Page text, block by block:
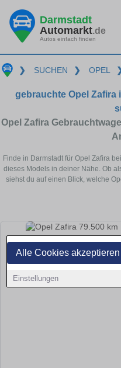
Alle Cookies akzeptieren
Einstellungen
Darmstadt
Automarkt.de
Autos einfach finden
❯ SUCHEN ❯ OPEL
gebrauchte Opel Zafira
Opel Zafira
Finde in Darmstadt für Opel Zafira
dieses Models in deiner Nähe. Ob
siehst du auf einen Blick, welche